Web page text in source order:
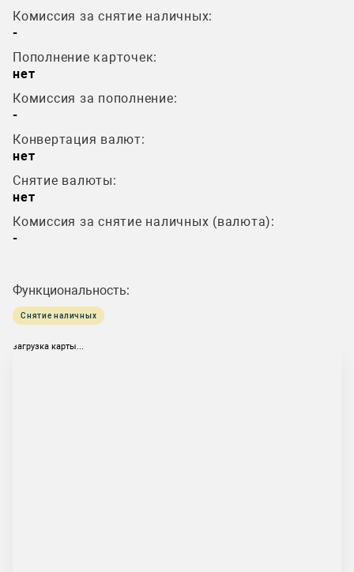
Комиссия за снятие наличных:
-
Пополнение карточек:
нет
Комиссия за пополнение:
-
Конвертация валют:
нет
Снятие валюты:
нет
Комиссия за снятие наличных (валюта):
-
Функциональность:
Снятие наличных
загрузка карты...